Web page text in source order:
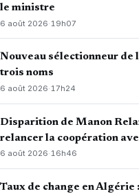
le ministre
6 août 2026· 19h07
Nouveau sélectionneur de
trois noms
6 août 2026·17h24
Disparition de Manon
relancer la coopération
6 août 2026·16h46
Taux de change en Algérie